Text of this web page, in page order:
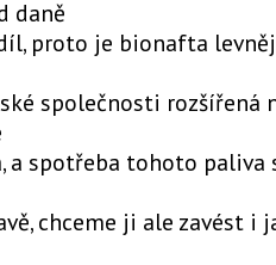
daně
proto je bionafta
společnosti rozšířená
a spotřeba tohoto paliva
chceme ji ale zavést i